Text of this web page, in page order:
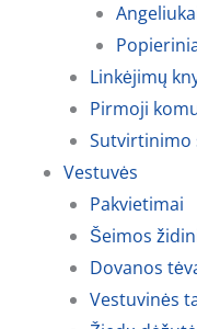
Linkėjimų
Pirmoji
Sutvirtinimo
Vestuvės
Pakvietimai
Šeimos
Dovanos
Vestuvinės